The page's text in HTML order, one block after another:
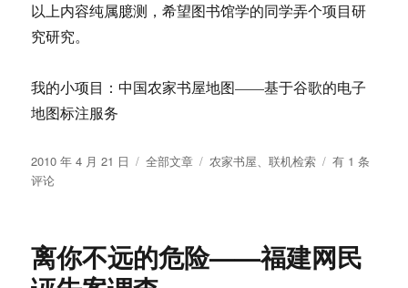
以上内容纯属臆测，希望图书馆学的同学弄个项目研
究研究。
我的小项目：中国农家书屋地图——基于谷歌的电子
地图标注服务
发
布
2010 年 4 月 21 日
分
全部文章
标
农家书屋、联机检索
谁
书
屋
有 1 条
评论
离你不远的危险——福建网民